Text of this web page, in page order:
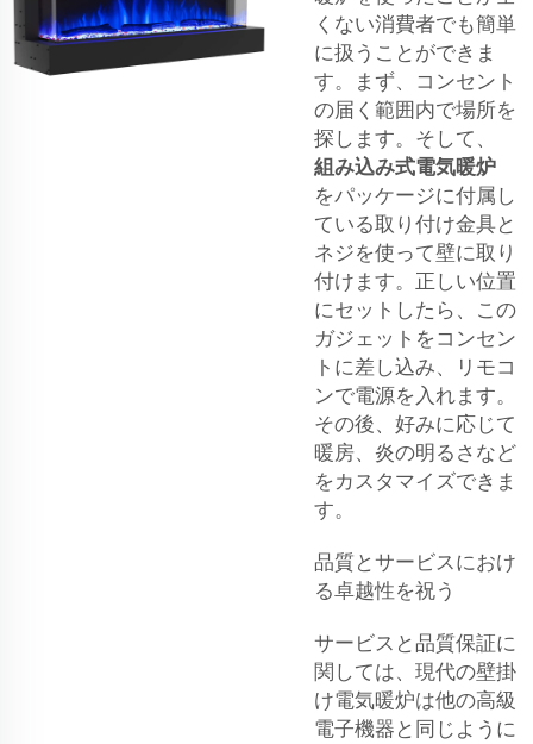
くない消費者でも簡単
に扱うことができま
す。まず、コンセント
の届く範囲内で場所を
探します。そして、
組み込み式電気暖炉
をパッケージに付属し
ている取り付け金具と
ネジを使って壁に取り
付けます。正しい位置
にセットしたら、この
ガジェットをコンセン
トに差し込み、リモコ
ンで電源を入れます。
その後、好みに応じて
暖房、炎の明るさなど
をカスタマイズできま
す。
品質とサービスにおけ
る卓越性を祝う
サービスと品質保証に
関しては、現代の壁掛
け電気暖炉は他の高級
電子機器と同じように